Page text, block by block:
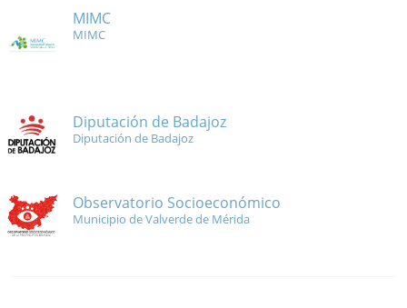
MIMC
MIMC
Diputación de Badajoz
Diputación de Badajoz
Observatorio Socioeconómico
Municipio de Valverde de Mérida